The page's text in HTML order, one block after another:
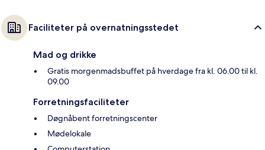
Faciliteter på overnatningsstedet
Mad og drikke
Gratis morgenmadsbuffet på hverdage fra kl. 06.00 til kl.
09.00
Forretningsfaciliteter
Døgnåbent forretningscenter
Mødelokale